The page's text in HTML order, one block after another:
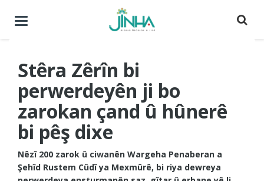
Menuyê
Stêra Zêrîn bi
perwerdeyên ji bo
zarokan çand û hûnerê
bi pêş dixe
Nêzî 200 zarok û ciwanên Wargeha Penaberan a
Şehîd Rustem Cûdî ya Mexmûrê, bi riya dewreya